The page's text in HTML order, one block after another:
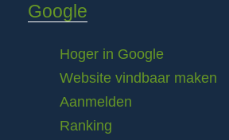
Google
Hoger in Google
Website vindbaar maken
Aanmelden
Ranking